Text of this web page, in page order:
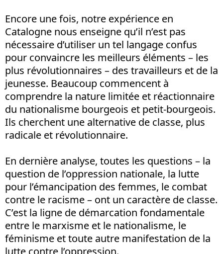
Encore une fois, notre expérience en
Catalogne nous enseigne qu’il n’est pas
nécessaire d’utiliser un tel langage confus
pour convaincre les meilleurs éléments – les
plus révolutionnaires – des travailleurs et de la
jeunesse. Beaucoup commencent à
comprendre la nature limitée et réactionnaire
du nationalisme bourgeois et petit-bourgeois.
Ils cherchent une alternative de classe, plus
radicale et révolutionnaire.
En dernière analyse, toutes les questions – la
question de l’oppression nationale, la lutte
pour l’émancipation des femmes, le combat
contre le racisme – ont un caractère de classe.
C’est la ligne de démarcation fondamentale
entre le marxisme et le nationalisme, le
féminisme et toute autre manifestation de la
lutte contre l’oppression.